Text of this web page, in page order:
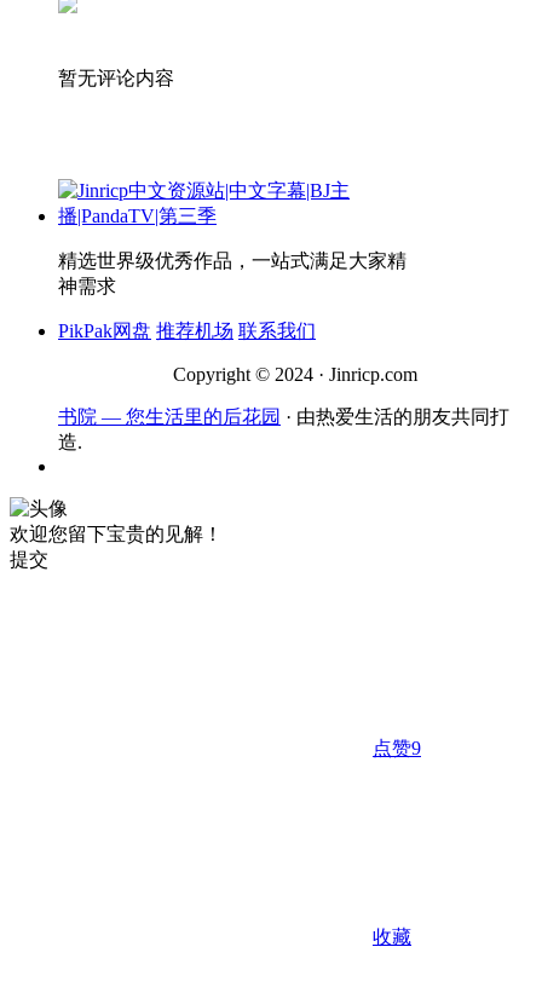
暂无评论内容
精选世界级优秀作品，一站式满足大家精
神需求
PikPak网盘 推荐机场 联系我们
Copyright © 2024 · Jinricp.com
书院 — 您生活里的后花园 · 由热爱生活的朋友共同打
造.
欢迎您留下宝贵的见解！
提交
点赞9
收藏